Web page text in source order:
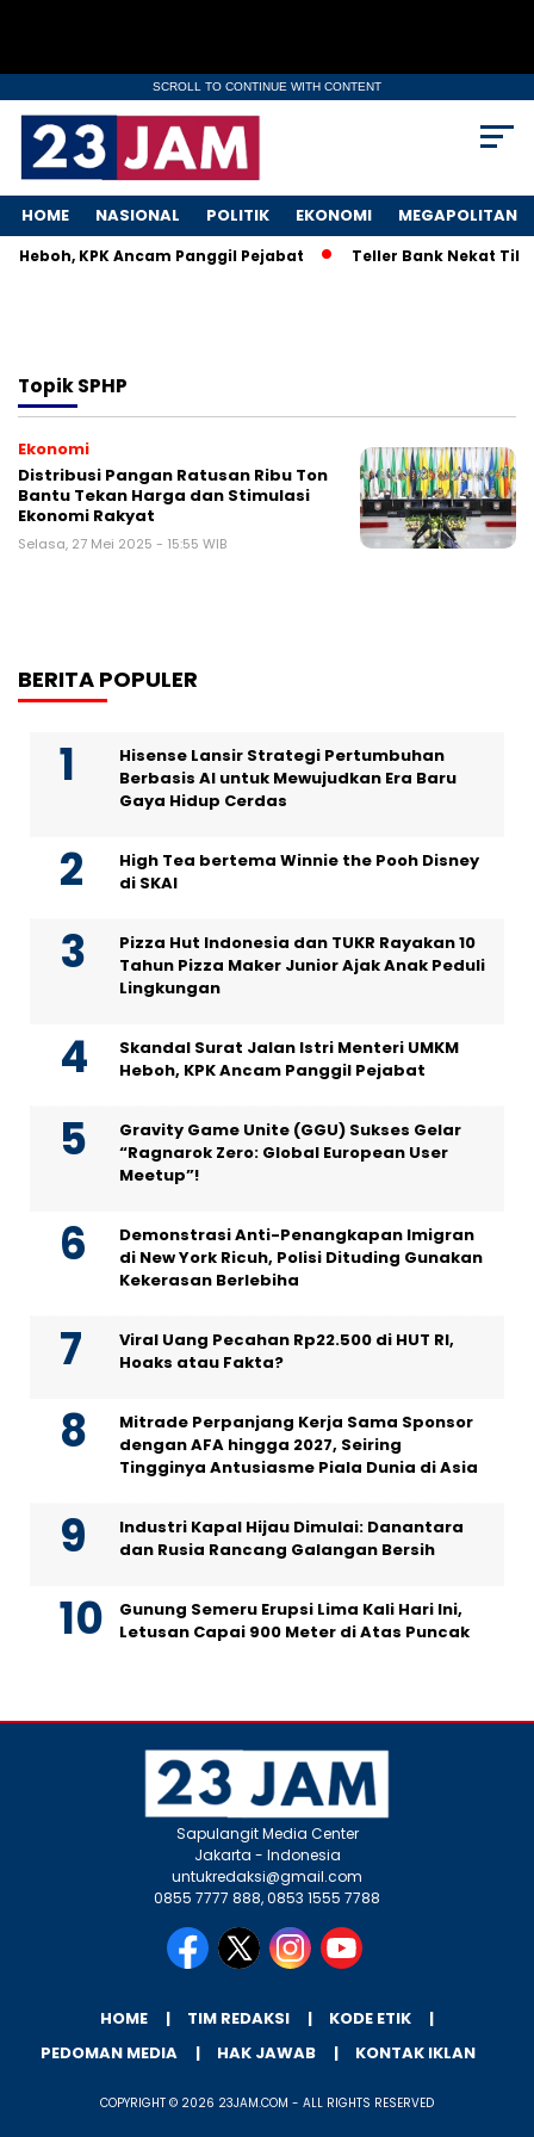
SCROLL TO CONTINUE WITH CONTENT
HOME NASIONAL POLITIK EKONOMI MEGAPOLITAN
KPK Ancam Panggil Pejabat Teller Bank Nekat
TopikSPHP
Ekonomi
Distribusi Pangan Ratusan Ribu Ton
Bantu Tekan Harga dan Stimulasi
Ekonomi Rakyat
Selasa, 27 Mei 2025 - 15:55 WIB
BERITA POPULER
Hisense Lansir Strategi Pertumbuhan
Berbasis AI untuk Mewujudkan Era Baru
Gaya Hidup Cerdas
High Tea bertema Winnie the Pooh Disney
di SKAI
Pizza Hut Indonesia dan TUKR Rayakan 10
Tahun Pizza Maker Junior Ajak Anak Peduli
Lingkungan
Skandal Surat Jalan Istri Menteri UMKM
Heboh, KPK Ancam Panggil Pejabat
Gravity Game Unite (GGU) Sukses Gelar
“Ragnarok Zero: Global European User
Meetup”!
Demonstrasi Anti-Penangkapan Imigran
di New York Ricuh, Polisi Dituding Gunakan
Kekerasan Berlebiha
Viral Uang Pecahan Rp22.500 di HUT RI,
Hoaks atau Fakta?
Mitrade Perpanjang Kerja Sama Sponsor
dengan AFA hingga 2027, Seiring
Tingginya Antusiasme Piala Dunia di Asia
Industri Kapal Hijau Dimulai: Danantara
dan Rusia Rancang Galangan Bersih
Gunung Semeru Erupsi Lima Kali Hari Ini,
Letusan Capai 900 Meter di Atas Puncak
Sapulangit Media Center
Jakarta - Indonesia
untukredaksi@gmail.com
0855 7777 888, 0853 1555 7788
HOME TIM REDAKSI
KODE ETIK
PEDOMAN MEDIA
HAK JAWAB KONTAK IKLAN
COPYRIGHT © 2026 23JAM.COM - ALL RIGHTS RESERVED